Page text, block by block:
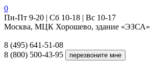
0
Пн-Пт 9-20 | Сб 10-18 | Вс 10-17
Москва, МЦК Хорошево, здание «ЭЗСА»
8 (495) 641-51-08
8 (800) 500-43-95